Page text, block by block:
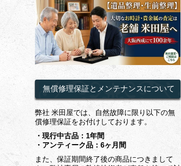
無償修理保証とメンテナンスについて
弊社 米田屋では、自然故障に限り以下の無
償修理保証をお付けしております。
・現行中古品：1年間
・アンティーク品：6ヶ月間
また、保証期間終了後の商品につきまして